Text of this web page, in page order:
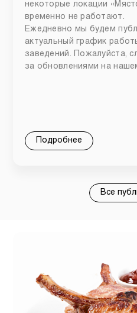
некоторые локации
временно не работают.
Ежедневно мы будем
актуальный график
заведений. Пожалуйста,
за обновлениями на
Подробнее
Все